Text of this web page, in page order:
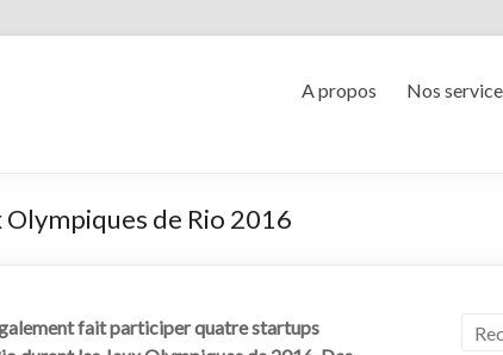
A propos Nos
de Rio 2016
fait participer quatre startups